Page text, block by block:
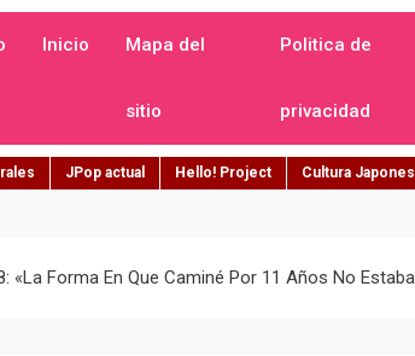
Inicio Mapa del
sitio
Politica de
privacidad
JPop actual Hello! Project Cultura
«la Forma En Que Caminé Por 11 Años No